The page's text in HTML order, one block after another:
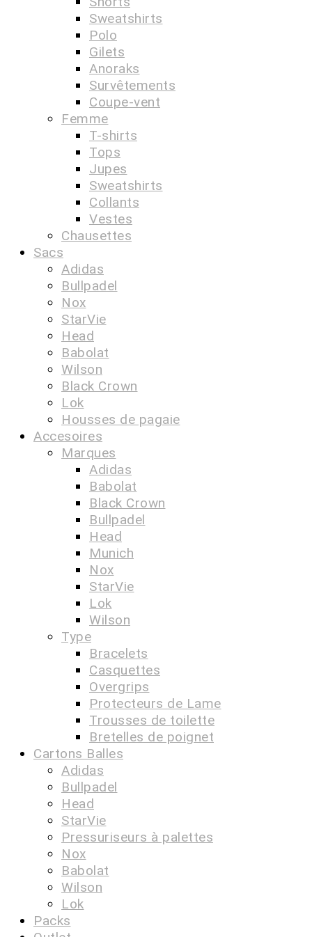
Sweatshirts
Polo
Gilets
Anoraks
Survêtements
Coupe-vent
Femme
T-shirts
Tops
Jupes
Sweatshirts
Collants
Vestes
Chausettes
Sacs
Adidas
Bullpadel
Nox
StarVie
Head
Babolat
Wilson
Black Crown
Lok
Housses de pagaie
Accesoires
Marques
Adidas
Babolat
Black Crown
Bullpadel
Head
Munich
Nox
StarVie
Lok
Wilson
Type
Bracelets
Casquettes
Overgrips
Protecteurs de Lame
Trousses de toilette
Bretelles de poignet
Cartons Balles
Adidas
Bullpadel
Head
StarVie
Pressuriseurs à palettes
Nox
Babolat
Wilson
Lok
Packs